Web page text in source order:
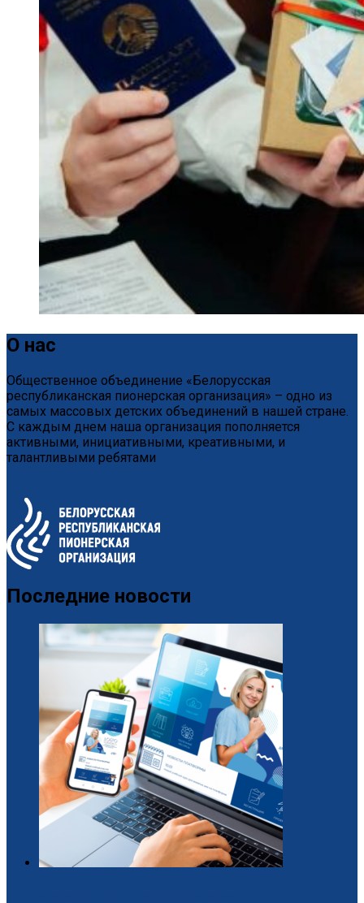
О нас
Общественное объединение «Белорусская
республиканская пионерская организация» – одно из
самых массовых детских объединений в нашей стране.
С каждым днем наша организация пополняется
активными, инициативными, креативными, и
талантливыми ребятами
Последние новости